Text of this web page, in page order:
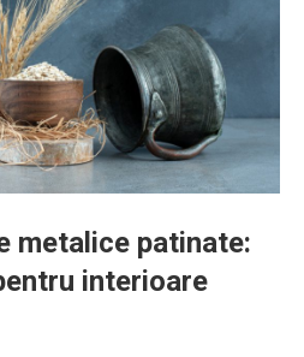
metalice patinate:
interioare